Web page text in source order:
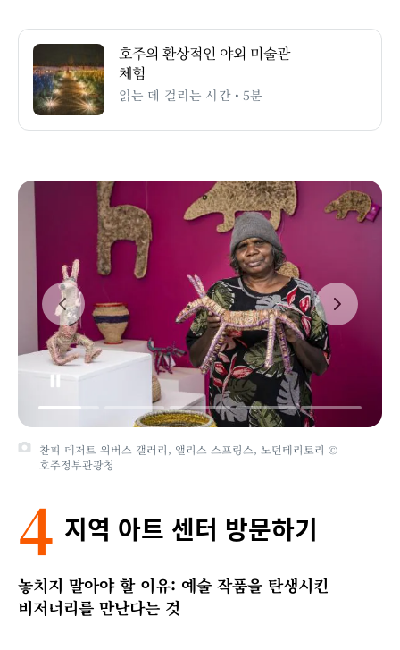
호주의 환상적인 야외 미술관
체험
읽는 데 걸리는 시간 • 5분
찬피 데저트 위버스 갤러리, 앨리스 스프링스, 노던테리토리 ©
호주정부관광청
4 지역 아트 센터 방문하기
놓치지 말아야 할 이유: 예술 작품을 탄생시킨
비저너리를 만난다는 것